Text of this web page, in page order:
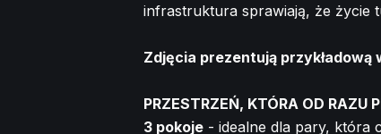
infrastruktura sprawiają, że życie
Zdjęcia prezentują
PRZESTRZEŃ, KTÓRA OD RAZU
3 pokoje - idealne dla pary, która